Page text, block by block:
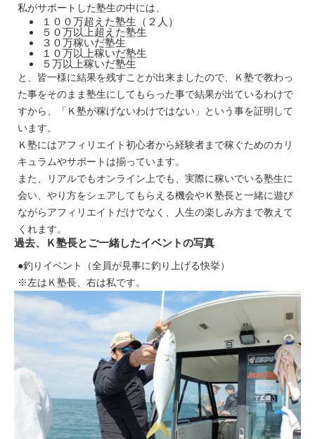
私がサポートした塾生の中には、
１００万超えた塾生（２人）
５０万以上超えた塾生
３０万稼いだ塾生
１０万以上稼いだ塾生
５万以上稼いだ塾生
と、皆一様に結果を残すことが出来ましたので、Ｋ塾で教わっ
た事をそのまま塾生にしてもらった事で結果が出ているわけで
すから、「Ｋ塾が稼げないわけではない」という事を証明して
います。
Ｋ塾にはアフィリエイト初心者から経験者まで稼ぐためのカリ
キュラムやサポートは揃っています。
また、リアルでもオンライン上でも、実際に稼いでいる塾生に
会い、やり方をシェアしてもらえる機会やＫ塾長と一緒に遊び
ながらアフィリエイトだけでなく、人生の楽しみ方まで教えて
くれます。
過去、Ｋ塾長とご一緒したイベントの写真
●釣りイベント（全員が見事に釣り上げる快挙）
※左はＫ塾長、右は私です。